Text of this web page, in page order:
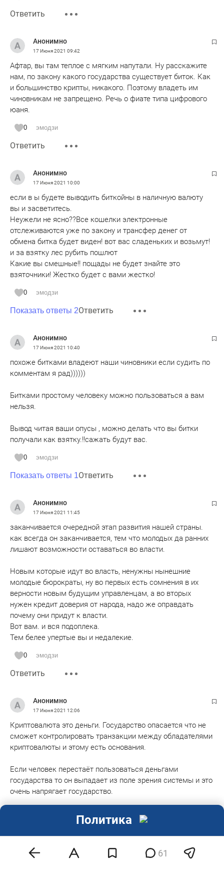
Ответить
Анонимно
17 Июня 2021 09:42
Афтар, вы там теплое с мягким напутали. Ну расскажите
нам, по закону какого государства существует биток. Как
и большинство крипты, никакого. Поэтому владеть им
чиновникам не запрещено. Речь о фиате типа цифрового
юаня.
0 эмодзи
Ответить
Анонимно
17 Июня 2021 10:00
если в ы будете выводить биткойны в наличную валюту
вы и засветитесь.
Неужели не ясно??Все кошелки электронные
отслеживаются уже по закону и трансфер денег от
обмена битка будет виден! вот вас сладеньких и возьмут!
и за взятку лес рубить пошлют
Какие вы смешные!! пощады не будет знайте это
взяточники! Жестко будет с вами жестко!
0 эмодзи
Показать ответы 2Ответить
Анонимно
17 Июня 2021 10:40
похоже битками владеют наши чиновники если судить по
комментам я рад))))))
Битками простому человеку можно пользоваться а вам
нельзя.
Вывод читая ваши опусы , можно делать что вы битки
получали как взятку.!!сажать будут вас.
0 эмодзи
Показать ответы 1Ответить
Анонимно
17 Июня 2021 11:45
заканчивается очередной этап развития нашей страны.
как всегда он заканчивается, тем что молодых да ранних
лишают возможности оставаться во власти.
Новым которые идут во власть, ненужны нынешние
молодые бюрократы, ну во первых есть сомнения в их
верности новым будущим управленцам, а во вторых
нужен кредит доверия от народа, надо же оправдать
почему они придут к власти.
Вот вам. и вся подоплека.
Тем белее упертые вы и недалекие.
0 эмодзи
Ответить
Анонимно
17 Июня 2021 12:06
Криптовалюта это деньги. Государство опасается что не
сможет контролировать транзакции между обладателями
криптовалюты и этому есть основания.
Если человек перестаёт пользоваться деньгами
государства то он выпадает из поле зрения системы и это
очень напрягает государство.
Чему быть того не миновать.
Показать ответы 1 Ответить 61
Политика